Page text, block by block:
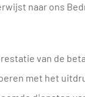
naar ons
van de
met het